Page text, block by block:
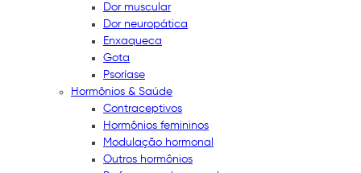
Dor muscular
Dor neuropática
Enxaqueca
Gota
Psoríase
Hormônios & Saúde
Contraceptivos
Hormônios femininos
Modulação hormonal
Outros hormônios